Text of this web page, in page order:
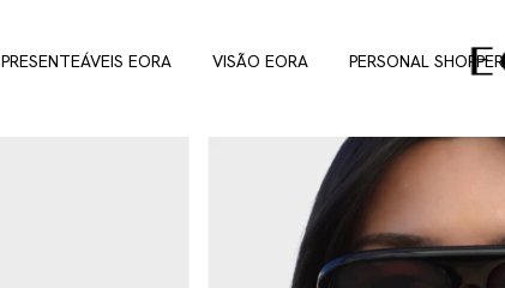
PRESENTEÁVEIS EORA VISÃO EORA PERSONAL SHOPPER